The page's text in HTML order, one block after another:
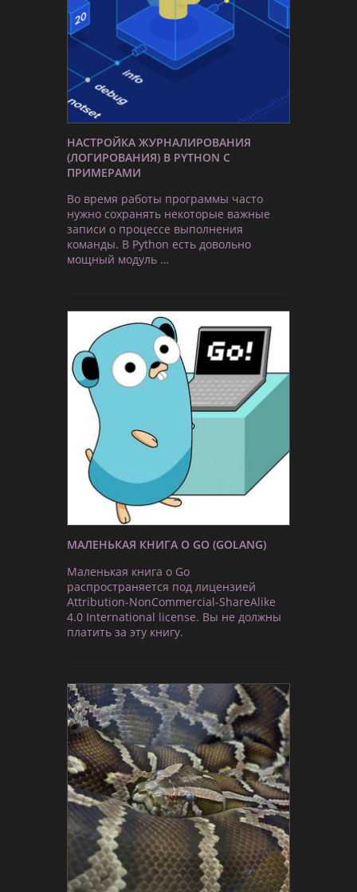
НАСТРОЙКА ЖУРНАЛИРОВАНИЯ
(ЛОГИРОВАНИЯ) В PYTHON С
ПРИМЕРАМИ
Во время работы программы часто
нужно сохранять некоторые важные
записи о процессе выполнения
команды. В Python есть довольно
мощный модуль …
МАЛЕНЬКАЯ КНИГА О GO (GOLANG)
Маленькая книга о Go
распространяется под лицензией
Attribution-NonCommercial-ShareAlike
4.0 International license. Вы не должны
платить за эту книгу.